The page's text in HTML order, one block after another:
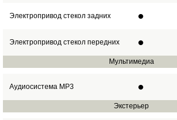
Электропривод стекол задних •
Электропривод стекол передних •
Мультимедиа
Аудиосистема MP3 •
Экстерьер